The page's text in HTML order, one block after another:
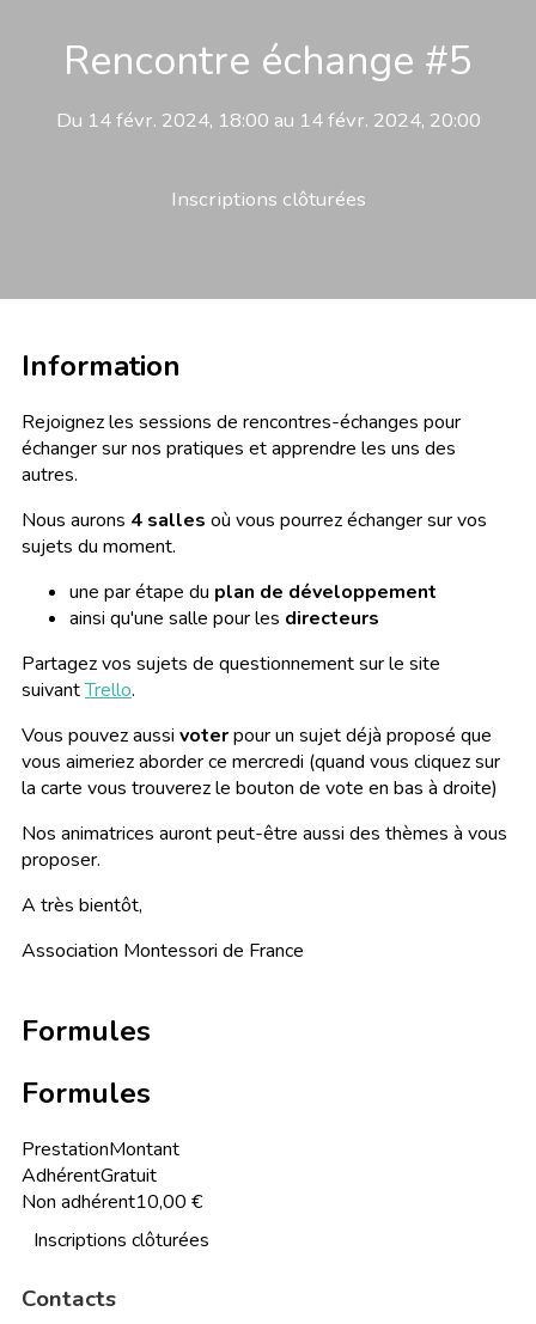
Rencontre échange #5
Du 14 févr. 2024, 18:00 au 14 févr. 2024, 20:00
Inscriptions clôturées
Information
Rejoignez les sessions de rencontres-échanges pour
échanger sur nos pratiques et apprendre les uns des
autres.
Nous aurons 4 salles où vous pourrez échanger sur vos
sujets du moment.
une par étape du plan de développement
ainsi qu'une salle pour les directeurs
Partagez vos sujets de questionnement sur le site
suivantTrello.
Vous pouvez aussi voterpour un sujet déjà proposé que
vous aimeriez aborder ce mercredi (quand vous cliquez sur
la carte vous trouverez le bouton de vote en bas à droite)
Nos animatrices auront peut-être aussi des thèmes à vous
proposer.
A très bientôt,
Association Montessori de France
Formules
Formules
PrestationMontant
AdhérentGratuit
Non adhérent10,00 €
Inscriptions clôturées
Contacts